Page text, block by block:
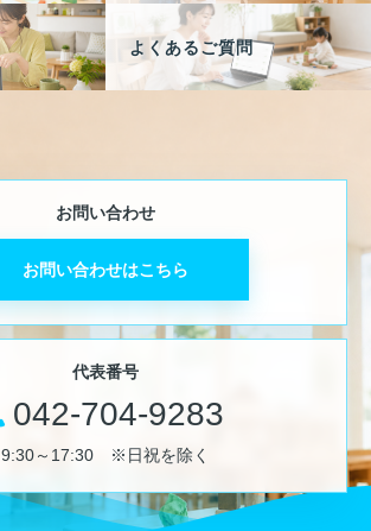
よくあるご質問
お問い合わせ
お問い合わせはこちら
代表番号
042-704-9283
9:30～17:30 ※日祝を除く